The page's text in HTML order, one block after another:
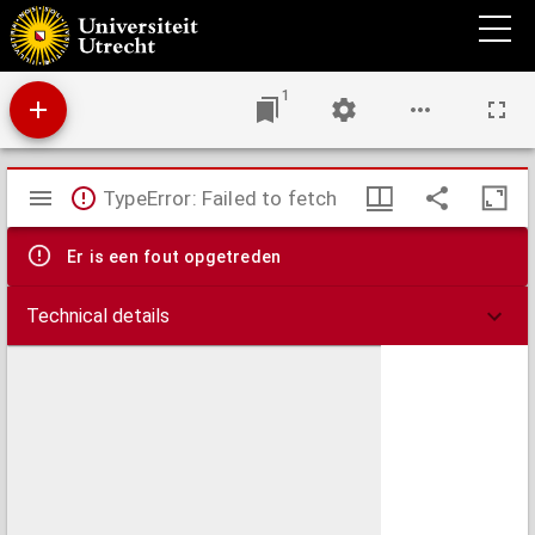
Dyalogus dictus Malogranatum
1
Mirador
viewer
TypeError: Failed to fetch
Er is een fout opgetreden
Technical details